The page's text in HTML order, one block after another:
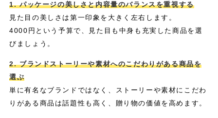
1. パッケージの美しさと内容量のバランスを重視する
見た目の美しさは第一印象を大きく左右します。
4000円という予算で、見た目も中身も充実した商品を選
びましょう。
2. ブランドストーリーや素材へのこだわりがある商品を
選ぶ
単に有名なブランドではなく、ストーリーや素材にこだわ
りがある商品は話題性も高く、贈り物の価値を高めます。